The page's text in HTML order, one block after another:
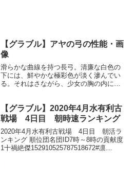
【グラブル】アヤの弓の性能・画
像
滑らかな曲線を持つ長弓。清廉な白色の
下には、鮮やかな極彩色が淡く滲んでい
る。それはさながら、少女の胸の内に秘
MAXLv2503150150奥義慧の矢敵に光属
性5.0倍ダメー...
【グラブル】2020年4月水有利古
戦場 4日目 朝時速ランキング
2020年4月水有利古戦場 4日目 朝活ラ
ンキング 順位団名団ID7時～8時の貢献度
1十禍絶傑152910525787518672#凛